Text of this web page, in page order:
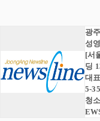
광
성
[서
딩
대
5-
청